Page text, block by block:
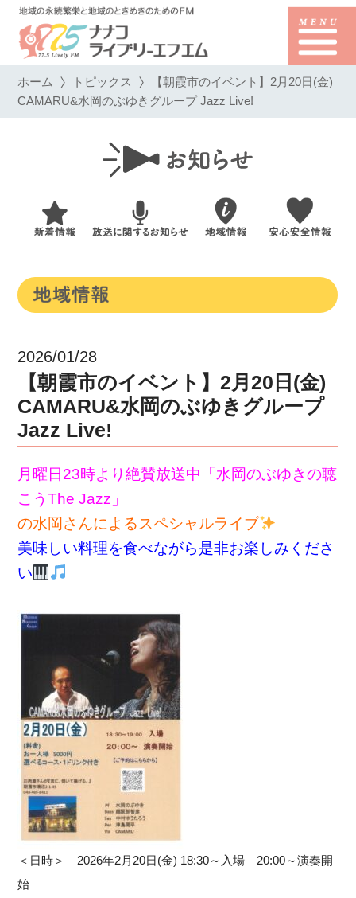
ホーム トピックス 【朝霞市のイベント】2月20日(金)
CAMARU&水岡のぶゆきグループ Jazz Live!
2026/01/28
【朝霞市のイベント】2月20日(金)
CAMARU&水岡のぶゆきグループ
Jazz Live!
月曜日23時より絶賛放送中「水岡のぶゆきの聴
こうThe Jazz」
の水岡さんによるスペシャルライブ
美味しい料理を食べながら是非お楽しみくださ
い
＜日時＞ 2026年2月20日(金) 18:30～入場 20:00～演奏開
始